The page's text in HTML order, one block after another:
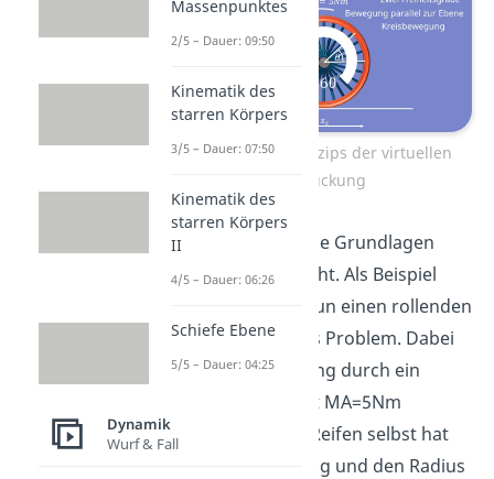
Beispiel des Prinzips der virtuellen
Verrückung
Jetzt haben wir die Grundlagen
wiederaufgefrischt. Als Beispiel
betrachten wir nun einen rollenden
Reifen als ebenes Problem. Dabei
wird die Bewegung durch ein
äußeres Moment MA=5Nm
verursacht. Der Reifen selbst hat
die Masse m=10kg und den Radius
Massenpunktes
2/5 – Dauer: 09:50
Kinematik des
starren Körpers
3/5 – Dauer: 07:50
Kinematik des
starren Körpers
II
4/5 – Dauer: 06:26
Schiefe Ebene
5/5 – Dauer: 04:25
Dynamik
Wurf & Fall